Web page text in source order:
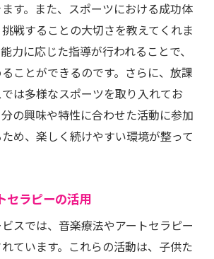
す。また、スポーツにおける成功体
戦することの大切さを教えてくれま
力に応じた指導が行われることで、
ことができるのです。さらに、放課
は多様なスポーツを取り入れてお
の興味や特性に合わせた活動に参加
め、楽しく続けやすい環境が整って
セラピーの活用
スでは、音楽療法やアートセラピー
ています。これらの活動は、子供た